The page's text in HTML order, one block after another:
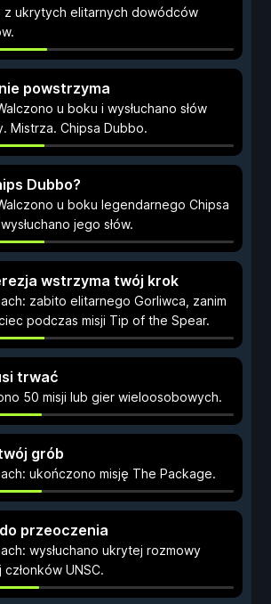
z ukrytych elitarnych dowódców
powstrzyma
u boku i wysłuchano słów
Mistrza. Chipsa Dubbo.
Dubbo?
u boku legendarnego Chipsa
jego słów.
wstrzyma twój krok
zabito elitarnego Gorliwca, zanim
podczas misji Tip of the Spear.
trwać
50 misji lub gier wieloosobowych.
grób
ukończono misję The Package.
przeoczenia
wysłuchano ukrytej rozmowy
UNSC.